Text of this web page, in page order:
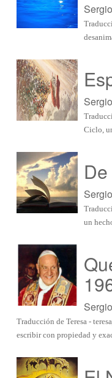
Ciclo,
un
Traducción de Teresa -
escribir con propiedad y